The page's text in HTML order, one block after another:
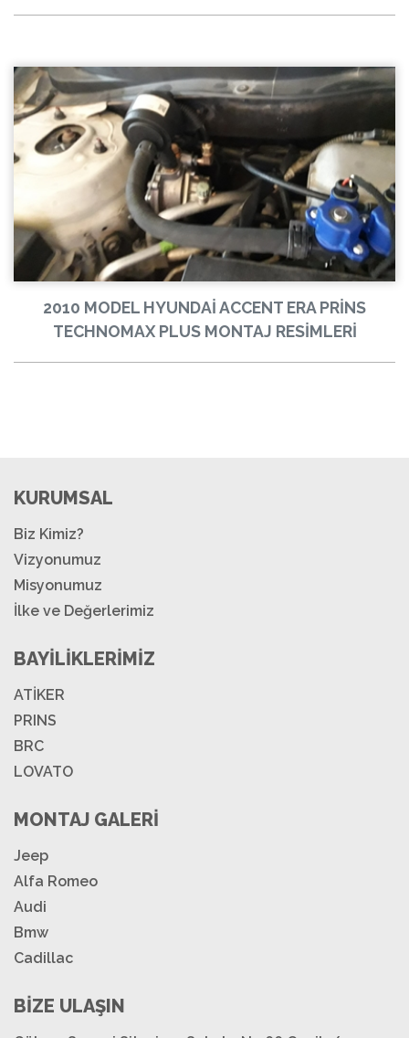
2010 MODEL HYUNDAİ ACCENT ERA PRİNS
TECHNOMAX PLUS MONTAJ RESİMLERİ
KURUMSAL
Biz Kimiz?
Vizyonumuz
Misyonumuz
İlke ve Değerlerimiz
BAYİLİKLERİMİZ
ATİKER
PRINS
BRC
LOVATO
MONTAJ GALERİ
Jeep
Alfa Romeo
Audi
Bmw
Cadillac
BİZE ULAŞIN